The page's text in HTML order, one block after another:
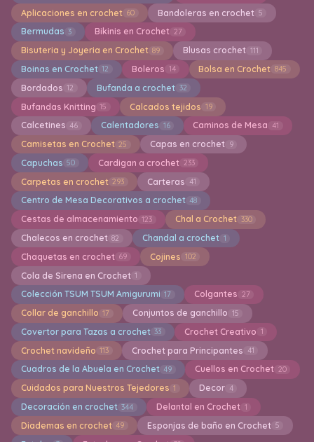
Aplicaciones en crochet 60 Bandoleras en crochet 5
Bermudas 3 Bikinis en Crochet 27
Bisuteria y Joyeria en Crochet 89 Blusas crochet 111
Boinas en Crochet 12 Boleros 14 Bolsa en Crochet 845
Bordados 12 Bufanda a crochet 32
Bufandas Knitting 15 Calcados tejidos 19
Calcetines 46 Calentadores 16 Caminos de Mesa 41
Camisetas en Crochet 25 Capas en crochet 9
Capuchas 50 Cardigan a crochet 233
Carpetas en crochet 293 Carteras 41
Centro de Mesa Decorativos a crochet 48
Cestas de almacenamiento 123 Chal a Crochet 330
Chalecos en crochet 82 Chandal a crochet 1
Chaquetas en crochet 69 Cojines 102
Cola de Sirena en Crochet 1
Colección TSUM TSUM Amigurumi 17 Colgantes 27
Collar de ganchillo 17 Conjuntos de ganchillo 15
Covertor para Tazas a crochet 33 Crochet Creativo 1
Crochet navideño 113 Crochet para Principantes 41
Cuadros de la Abuela en Crochet 49 Cuellos en Crochet 20
Cuidados para Nuestros Tejedores 1 Decor 4
Decoración en crochet 344 Delantal en Crochet 1
Diademas en crochet 49 Esponjas de baño en Crochet 5